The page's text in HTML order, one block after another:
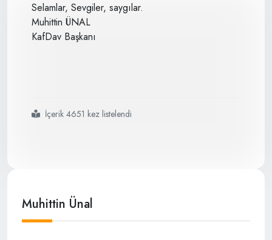
Selamlar, Sevgiler, saygılar.
Muhittin ÜNAL
KafDav Başkanı
#başlarken
İçerik 4651 kez listelendi
Muhittin Ünal